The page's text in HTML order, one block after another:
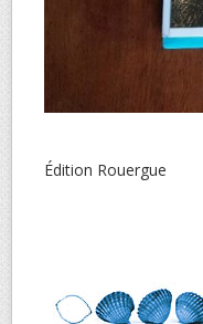
Édition Rouergue